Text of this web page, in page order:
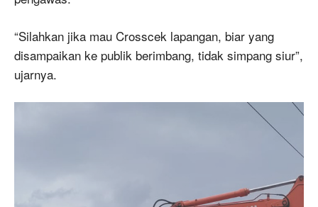
“Silahkan jika mau Crosscek lapangan, biar yang
disampaikan ke publik berimbang, tidak simpang siur”,
ujarnya.